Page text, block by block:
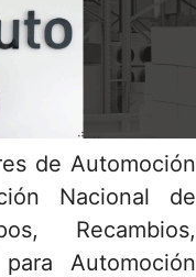
de Automoción
Nacional de
Recambios,
Automoción